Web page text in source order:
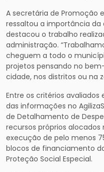
A secretária de Promoção
ressaltou a importância
destacou o trabalho
administração.
cheguem a todo o
projetos pensando no
cidade, nos distritos ou na
Entre os critérios
das informações no
de Detalhamento de
recursos próprios alocados
execução de pelo menos
blocos de financiamento
Proteção Social Especial.